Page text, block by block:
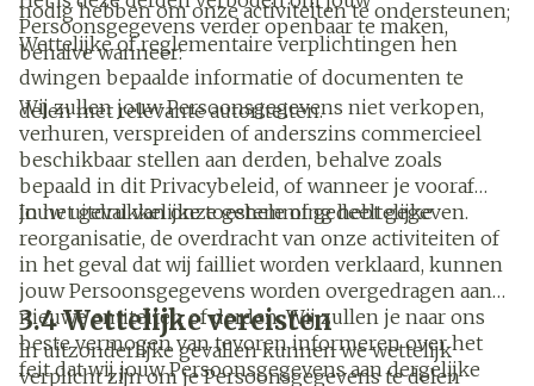
Persoonsgegevens verder openbaar te maken,
behalve wanneer:
nodig hebben om onze activiteiten te ondersteunen;
Wettelijke of reglementaire verplichtingen hen
dwingen bepaalde informatie of documenten te
delen met relevante autoriteiten.
Wij zullen jouw Persoonsgegevens niet verkopen,
verhuren, verspreiden of anderszins commercieel
beschikbaar stellen aan derden, behalve zoals
bepaald in dit Privacybeleid, of wanneer je vooraf
jouw uitdrukkelijke toestemming hebt gegeven.
In het geval van onze gehele of gedeeltelijke
reorganisatie, de overdracht van onze activiteiten of
in het geval dat wij failliet worden verklaard, kunnen
jouw Persoonsgegevens worden overgedragen aan
nieuwe entiteiten of derden. Wij zullen je naar ons
beste vermogen van tevoren informeren over het
feit dat wij jouw Persoonsgegevens aan dergelijke
3.4 Wettelijke vereisten
In uitzonderlijke gevallen kunnen we wettelijk
verplicht zijn om je Persoonsgegevens te delen